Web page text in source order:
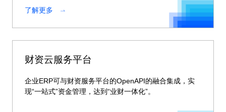
了解更多
财资云服务平台
企业ERP可与财资服务平台的OpenAPI的融合集成，实
现“一站式”资金管理，达到“业财一体化”。